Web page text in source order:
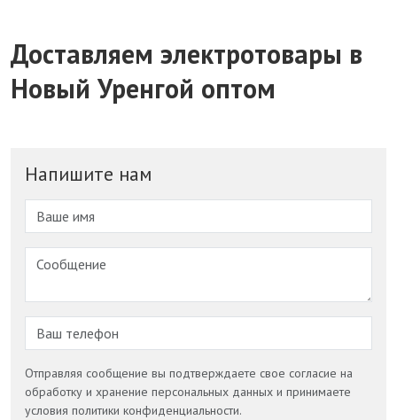
Доставляем электротовары в
Новый Уренгой оптом
Напишите нам
Отправляя сообщение вы подтверждаете свое согласие на
обработку и хранение персональных данных и принимаете
условия политики конфиденциальности.